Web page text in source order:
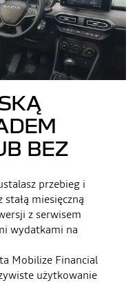
BEZ
przebieg i
miesięczną
z serwisem
wydatkami na
Mobilize Financial
użytkowanie